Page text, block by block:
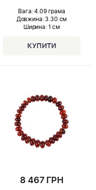
Вага: 4.09 грама
Довжина:3.30 см
Ширина: 1 см
8 467 ГРН